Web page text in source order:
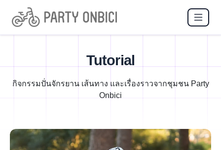
Tutorial
กิจกรรมปั่นจักรยาน เส้นทาง และเรื่องราวจากชุมชน Party
Onbici